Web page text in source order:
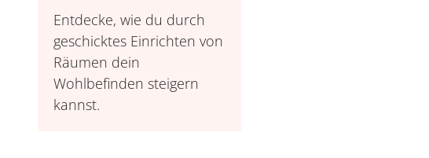
Entdecke, wie du durch
geschicktes Einrichten von
Räumen dein
Wohlbefinden steigern
kannst.